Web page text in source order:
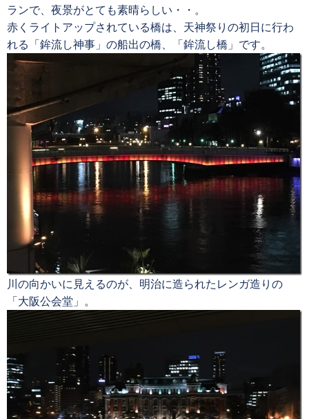
ランで、夜景がとても素晴らしい・・。
赤くライトアップされている橋は、天神祭りの初日に行わ
れる「鉾流し神事」の船出の橋、「鉾流し橋」です。
川の向かいに見えるのが、明治に造られたレンガ造りの
「大阪公会堂」。